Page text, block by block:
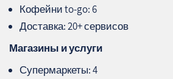
Кофейни to‑go: 6
Доставка: 20+ сервисов
Магазины и услуги
Супермаркеты: 4